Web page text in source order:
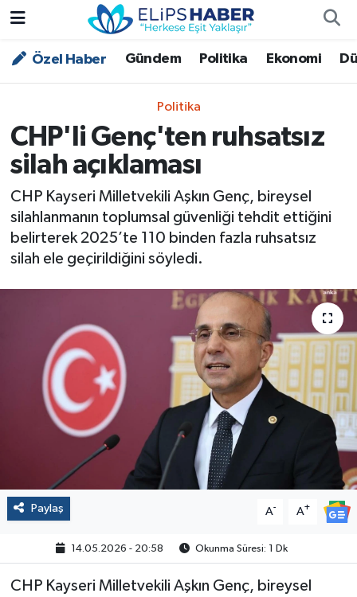
Özel Haber Gündem Politika Ekonomi
Politika
CHP'li Genç'ten ruhsatsız
silah açıklaması
CHP Kayseri Milletvekili Aşkın Genç, bireysel
silahlanmanın toplumsal güvenliği tehdit ettiğini
belirterek 2025’te 110 binden fazla ruhsatsız
silah ele geçirildiğini söyledi.
Paylaş A- A+
14.05.2026 - 20:58 Okunma Süresi: 1 Dk
CHP Kayseri Milletvekili Aşkın Genç, bireysel
Özel Haber
Asayiş
Bilim - Teknoloji
Çevre - İklim
Dünya
Magazin
Politika
Sağlık
Spor
Yaşam
Çalışma Hayatı
Kadın
Nöbetçi Eczaneler
Trafik Durumu
Süper Lig Puan Durumu ve Fikstür
Tüm Manşetler
Son Dakika Haberleri